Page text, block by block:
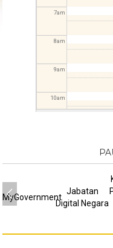
7am
8am
9am
10am
MyGovernment
Jabatan
Digital Negara